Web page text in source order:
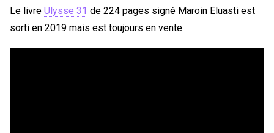
Le livre Ulysse 31 de 224 pages signé Maroin Eluasti est
sorti en 2019 mais est toujours en vente.